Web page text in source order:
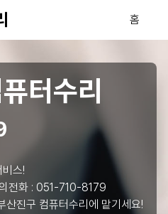
홈
터수리
스!
전화 : 051-710-8179
산진구 컴퓨터수리에 맡기세요!